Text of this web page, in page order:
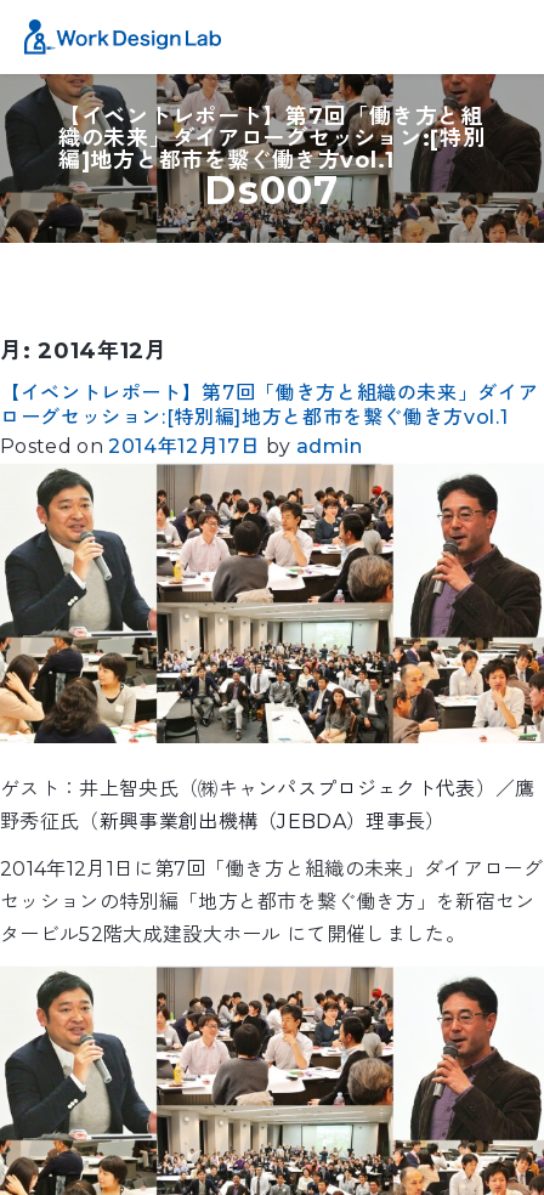
【イベントレポート】第7回「働き方と組
織の未来」ダイアローグセッション:[特別
編]地方と都市を繋ぐ働き方vol.1
Ds007
月:2014年12月
【イベントレポート】第7回「働き方と組織の未来」ダイア
ローグセッション:[特別編]地方と都市を繋ぐ働き方vol.1
Posted on2014年12月17日 by admin
ゲスト：井上智央氏（㈱キャンパスプロジェクト代表）／鷹
野秀征氏（新興事業創出機構（JEBDA）理事長）
2014年12月1日に第7回「働き方と組織の未来」ダイアローグ
セッションの特別編「地方と都市を繋ぐ働き方」を新宿セン
タービル52階大成建設大ホール にて開催しました。